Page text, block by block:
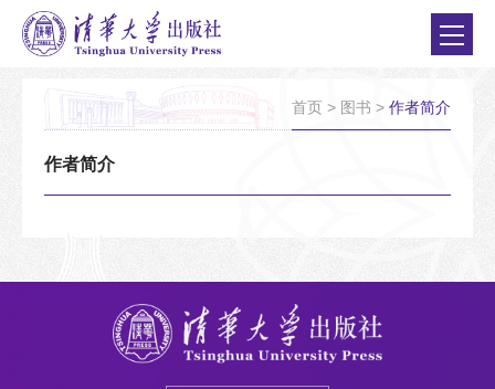
首页 > 图书 > 作者简介
作者简介